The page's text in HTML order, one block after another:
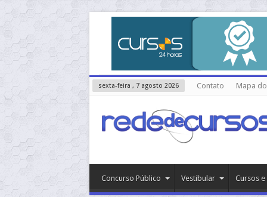
sexta-feira , 7 agosto 2026 Contato Mapa
Concurso Público Vestibular Cursos